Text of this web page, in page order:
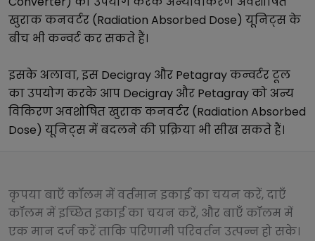
खुराक कनवर्टर (Radiation Absorbed Dose) यूनिट्स के
बीच भी कन्वर्ट कर सकते हैं।
इसके अलावा, इस Decigray और Petagrayकन्वर्टर टूल
का उपयोग करके आप Decigray और Petagrayको अन्य
विकिरण अवशोषित खुराक कनवर्टर (Radiation Absorbed
Dose) यूनिट्स में बदलने की प्रक्रिया भी सीख सकते हैं।
कृपया बाएँ कॉलम में वर्तमान इकाई का चयन करें, दाएँ
कॉलम में इच्छित इकाई का चयन करें, और बाएँ कॉलम में
एक मान दर्ज करें ताकि परिणामी परिवर्तन उत्पन्न हो सके।